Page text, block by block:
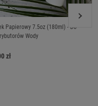
Papierowy 7.5oz (180ml) - Do
Wody
zł